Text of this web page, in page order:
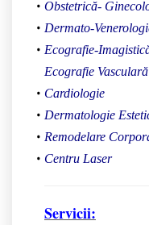
Obstetrică-
Dermato-
Ecografie-
Ecografie Vasculară
Cardiologie
Dermatologie
Remodelare
Centru Laser
Servicii: